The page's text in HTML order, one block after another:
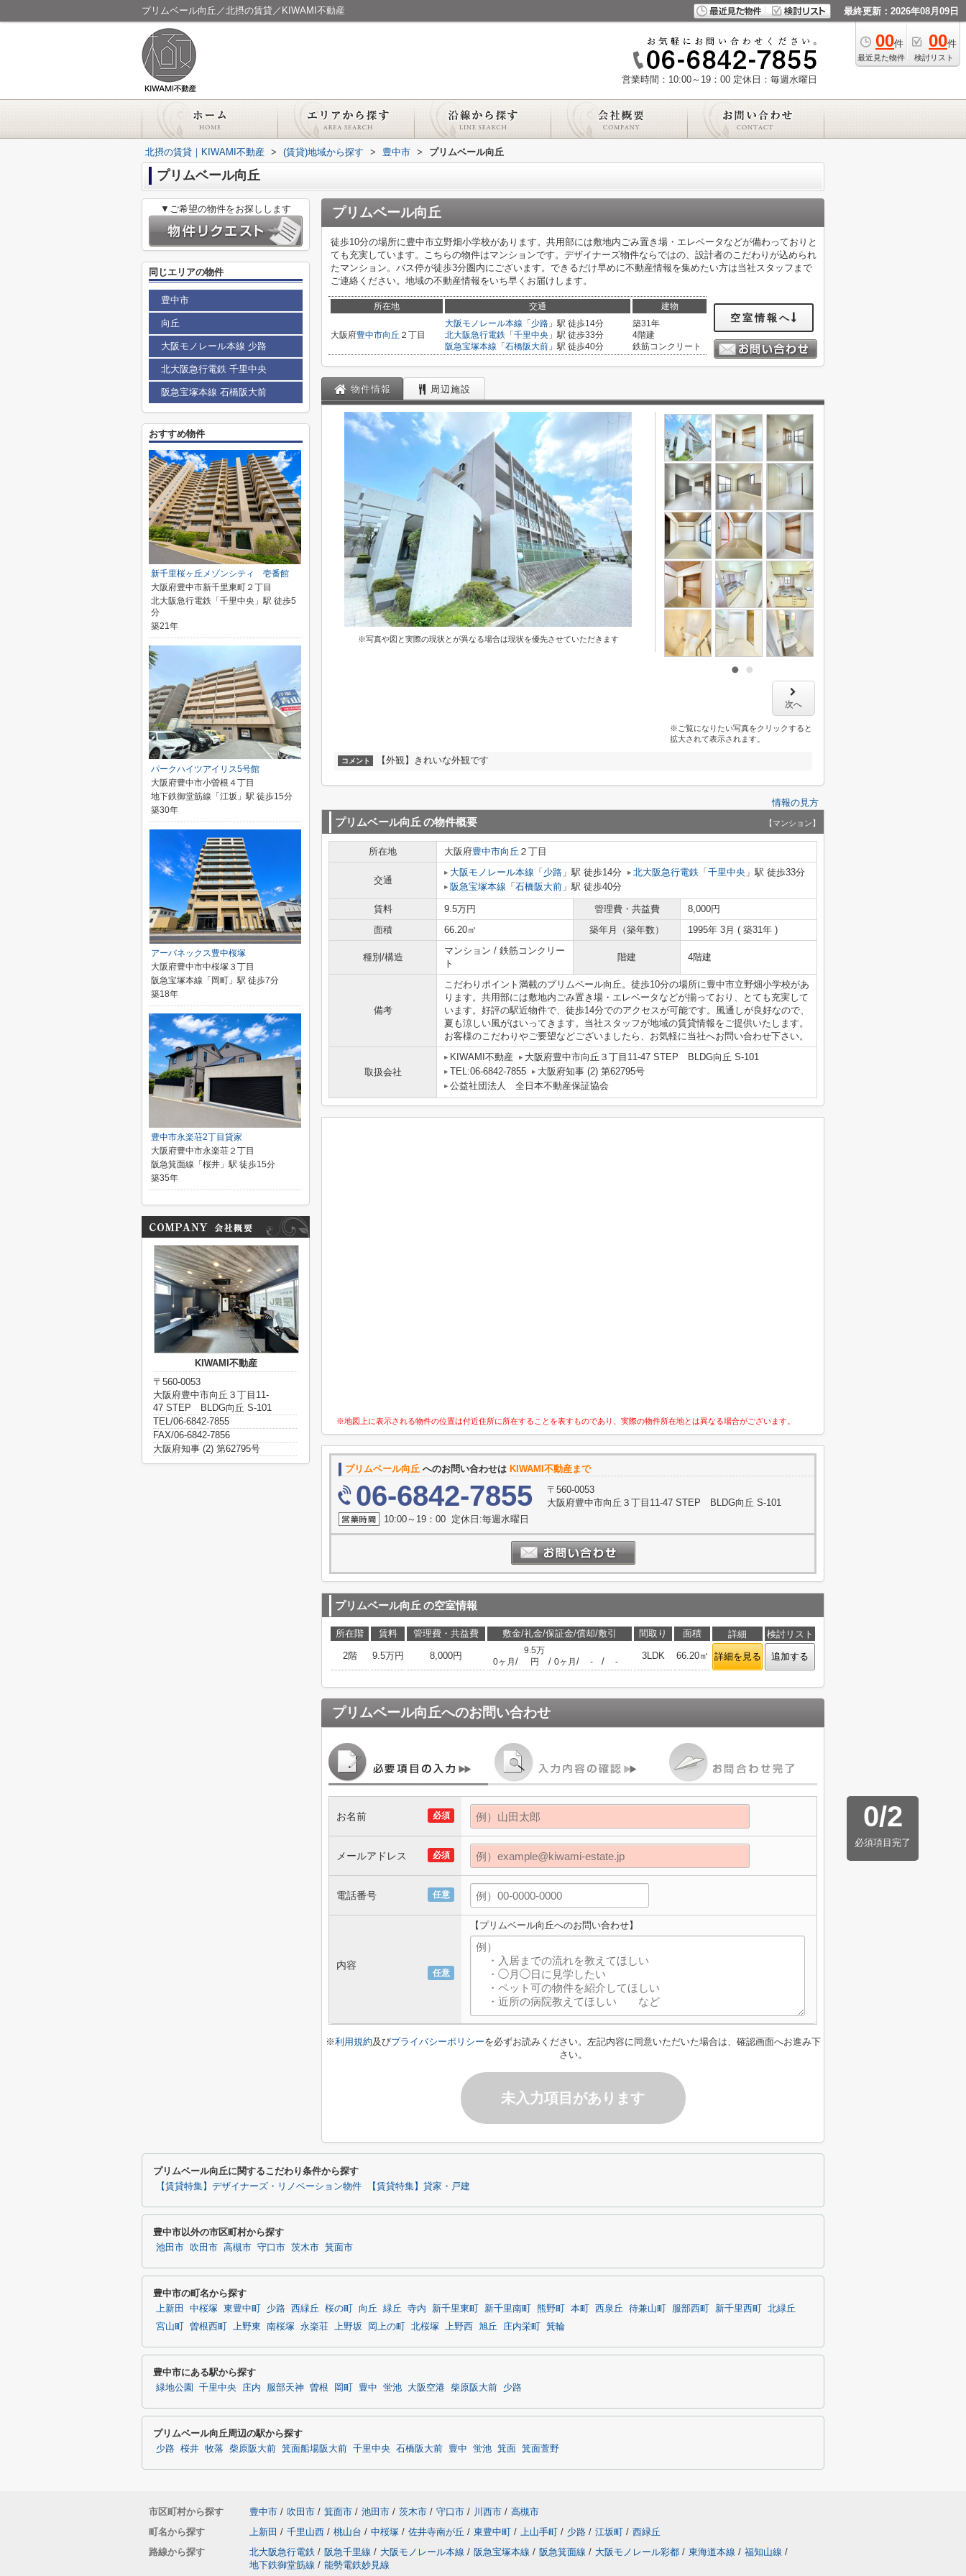
プリムベール向丘／北摂の賃貸／KIWAMI不動産 最終更新：2026年08月09日
00件
最近見た物件
00件
検討リスト
営業時間：10:00～19：00 定休日：毎週水曜日
北摂の賃貸｜KIWAMI不動産 > (賃貸)地域から探す > 豊中市 > プリムベール向丘
プリムベール向丘
プリムベール向丘
徒歩10分の場所に豊中市立野畑小学校があります。共用部には敷地内ごみ置き場・エレベータなどが備わっておりと
ても充実しています。こちらの物件はマンションです。デザイナーズ物件ならではの、設計者のこだわりが込められ
たマンション。バス停が徒歩3分圏内にございます。できるだけ早めに不動産情報を集めたい方は当社スタッフまで
ご連絡ください。地域の不動産情報をいち早くお届けします。
所在地 交通 建物
大阪府豊中市向丘 ２丁目
大阪モノレール本線 「 少路 」駅 徒歩14分
北大阪急行電鉄 「 千里中央 」駅 徒歩33分
阪急宝塚本線 「 石橋阪大前 」駅 徒歩40分
築31年
4階建
鉄筋コンクリート
空室情報へ
物件情報 周辺施設
※写真や図と実際の現状とが異なる場合は現状を優先させていただきます
次へ
※ご覧になりたい写真をクリックすると
拡大されて表示されます。
コメント 【外観】きれいな外観です
情報の見方
プリムベール向丘 の物件概要 【マンション】
所在地 大阪府豊中市向丘 ２丁目
交通
大阪モノレール本線 「 少路 」駅 徒歩14分 北大阪急行電鉄 「 千里中央 」駅 徒歩33分
阪急宝塚本線 「 石橋阪大前 」駅 徒歩40分
賃料 9.5万円 管理費・共益費
8,000円
面積
66.20㎡ 築年月（築年数） 1995年 3月 ( 築31年 )
種別/構造
マンション / 鉄筋コンクリー
ト
階建 4階建
備考
こだわりポイント満載のプリムベール向丘。徒歩10分の場所に豊中市立野畑小学校があ
ります。共用部には敷地内ごみ置き場・エレベータなどが揃っており、とても充実して
います。好評の駅近物件で、徒歩14分でのアクセスが可能です。風通しが良好なので、
夏も涼しい風がはいってきます。当社スタッフが地域の賃貸情報をご提供いたします。
お客様のこだわりやご要望などございましたら、お気軽に当社へお問い合わせ下さい。
取扱会社
KIWAMI不動産
大阪府豊中市向丘３丁目11-47 STEP BLDG向丘 S-101
TEL:06-6842-7855
大阪府知事 (2) 第62795号
公益社団法人 全日本不動産保証協会
※地図上に表示される物件の位置は付近住所に所在することを表すものであり、実際の物件所在地とは異なる場合がございます。
プリムベール向丘 へのお問い合わせは KIWAMI不動産まで
06-6842-7855
〒560-0053
大阪府豊中市向丘３丁目11-47 STEP BLDG向丘 S-101
10:00～19：00 定休日:毎週水曜日
プリムベール向丘 の空室情報
所在階 賃料 管理費・共益費 敷金/礼金/保証金/償却/敷引 間取り 面積 詳細
検討リスト
2階
9.5万円 8,000円
0ヶ月 /
9.5万
円
/ 0ヶ月 / - / -
3LDK 66.20㎡ 詳細を見る 追加する
プリムベール向丘へのお問い合わせ
0/2
必須項目完了
必須
お名前
必須
メールアドレス
任意
電話番号
任意
内容
【プリムベール向丘へのお問い合わせ】
※利用規約及びプライバシーポリシーを必ずお読みください。左記内容に同意いただいた場合は、確認画面へお進み下
さい。
未入力項目があります
▼ご希望の物件をお探しします
同じエリアの物件
豊中市
向丘
大阪モノレール本線 少路
北大阪急行電鉄 千里中央
阪急宝塚本線 石橋阪大前
おすすめ物件
新千里桜ヶ丘メゾンシティ 壱番館
大阪府豊中市新千里東町２丁目
北大阪急行電鉄「千里中央」駅 徒歩5
分
築21年
パークハイツアイリス5号館
大阪府豊中市小曽根４丁目
地下鉄御堂筋線「江坂」駅 徒歩15分
築30年
アーバネックス豊中桜塚
大阪府豊中市中桜塚３丁目
阪急宝塚本線「岡町」駅 徒歩7分
築18年
豊中市永楽荘2丁目貸家
大阪府豊中市永楽荘２丁目
阪急箕面線「桜井」駅 徒歩15分
築35年
KIWAMI不動産
〒560-0053
大阪府豊中市向丘３丁目11-
47 STEP BLDG向丘 S-101
TEL/06-6842-7855
FAX/06-6842-7856
大阪府知事 (2) 第62795号
プリムベール向丘に関するこだわり条件から探す
【賃貸特集】デザイナーズ・リノベーション物件 【賃貸特集】貸家・戸建
豊中市以外の市区町村から探す
池田市 吹田市 高槻市 守口市 茨木市 箕面市
豊中市の町名から探す
上新田 中桜塚 東豊中町 少路 西緑丘 桜の町 向丘 緑丘 寺内 新千里東町 新千里南町 熊野町 本町 西泉丘 待兼山町 服部西町 新千里西町
北緑丘
宮山町
曽根西町 上野東 南桜塚 永楽荘 上野坂 岡上の町 北桜塚 上野西 旭丘 庄内栄町 箕輪
豊中市にある駅から探す
緑地公園 千里中央 庄内 服部天神 曽根 岡町 豊中 蛍池 大阪空港 柴原阪大前 少路
プリムベール向丘周辺の駅から探す
少路 桜井 牧落 柴原阪大前 箕面船場阪大前 千里中央 石橋阪大前 豊中 蛍池 箕面 箕面萱野
市区町村から探す 豊中市 / 吹田市 / 箕面市 / 池田市 / 茨木市 / 守口市 / 川西市 / 高槻市
町名から探す
上新田 / 千里山西 / 桃山台 / 中桜塚 / 佐井寺南が丘 / 東豊中町 / 上山手町 / 少路 / 江坂町 / 西緑丘
路線から探す
北大阪急行電鉄 / 阪急千里線 / 大阪モノレール本線 / 阪急宝塚本線 / 阪急箕面線 / 大阪モノレール彩都 / 東海道本線 / 福知山線 /
地下鉄御堂筋線 / 能勢電鉄妙見線